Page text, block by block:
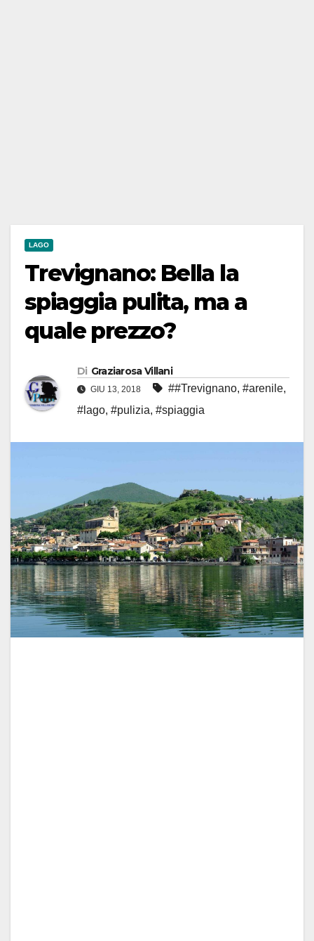
LAGO
Trevignano: Bella la
spiaggia pulita, ma a
quale prezzo?
Di Graziarosa Villani
GIU 13, 2018 ##Trevignano, #arenile,
#lago, #pulizia, #spiaggia